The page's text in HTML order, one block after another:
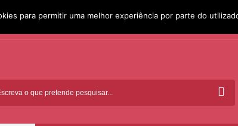
para permitir uma melhor experiência por parte do